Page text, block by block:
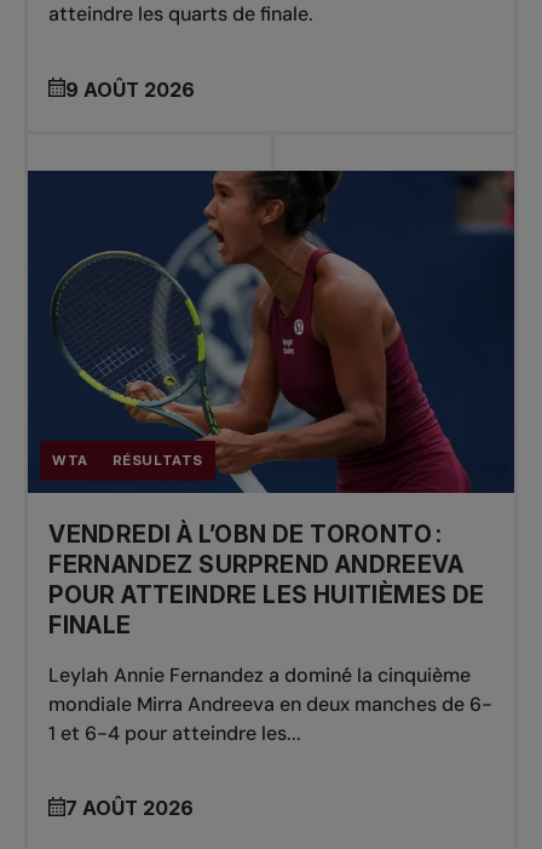
atteindre les quarts de finale.
9 AOÛT 2026
WTA RÉSULTATS
VENDREDI À L’OBN DE TORONTO :
FERNANDEZ SURPREND ANDREEVA
POUR ATTEINDRE LES HUITIÈMES DE
FINALE
Leylah Annie Fernandez a dominé la cinquième
mondiale Mirra Andreeva en deux manches de 6-
1 et 6-4 pour atteindre les...
7 AOÛT 2026